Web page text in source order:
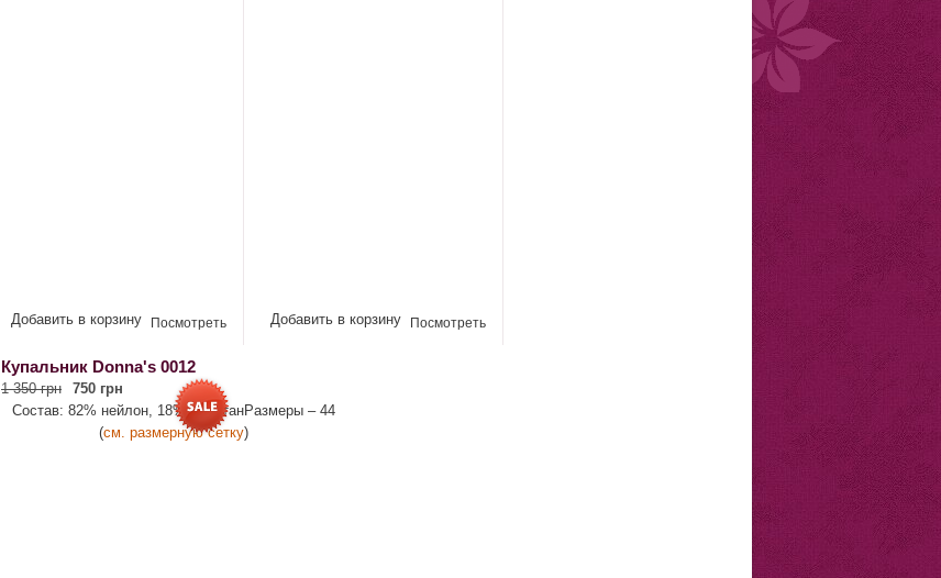
Добавить в корзину Посмотреть Добавить в корзину Посмотреть
Купальник Donna's 0012
1 350 грн
750 грн
Состав: 82% нейлон, 18% эластанРазмеры – 44
(см. размерную сетку)